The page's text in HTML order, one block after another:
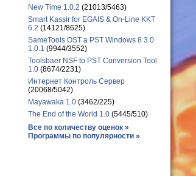
New Time 1.0.2 (21013/5463)
Smart Kassir for EGAIS & On-Line KKT
6.2 (14121/8625)
SameTools OST a PST Windows 8 3.0
1.0.1 (9944/3552)
Toolsbaer NSF to PST Conversion Tool
1.0 (8674/2231)
Интернет Контроль Сервер
(20068/5042)
Mayawaka 1.0 (3462/225)
The End of the World 1.0 (5445/510)
Все по количеству оценок »
Программы по популярности »